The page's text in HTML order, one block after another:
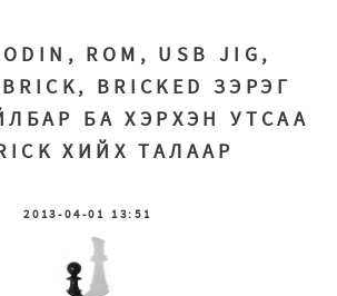
ROM, USB JIG,
BRICKED ЗЭРЭГ
БА ХЭРХЭН УТСАА
ХИЙХ ТАЛААР
2013-04-01 13:51